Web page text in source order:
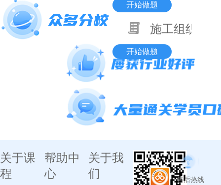
开始做题
施工组织与
开始做题
关于课
程
帮助中
心
关于我
们
售后热线